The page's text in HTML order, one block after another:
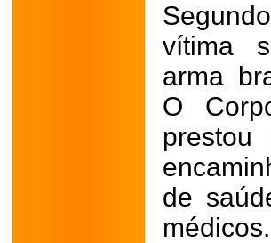
vítima
arma
O
de
médicos.